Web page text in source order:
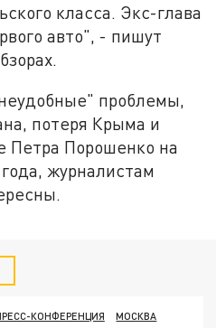
класса. Экс-глава
авто", - пишут
проблемы,
потеря Крыма и
Петра Порошенко на
журналистам
КОНФЕРЕНЦИЯ
МОСКВА